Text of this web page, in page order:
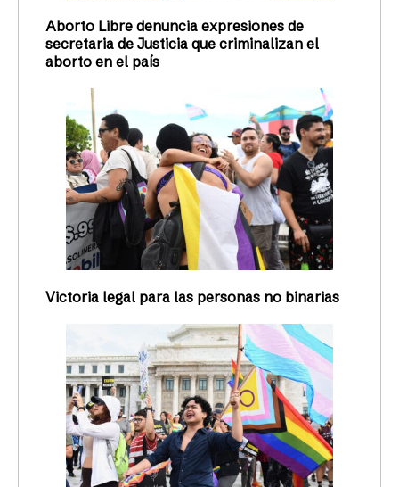
Aborto Libre denuncia expresiones de
secretaria de Justicia que criminalizan el
aborto en el país
Victoria legal para las personas no binarias